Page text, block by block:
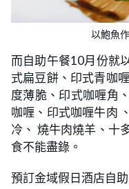
以鮑魚
而自助午餐10月份就
式扁豆餅、印式青咖
度薄脆、印式咖喱角
咖喱、印式咖喱牛肉
冷、 燒牛肉燒羊、十
食不能盡錄。
預訂金域假日酒店自助